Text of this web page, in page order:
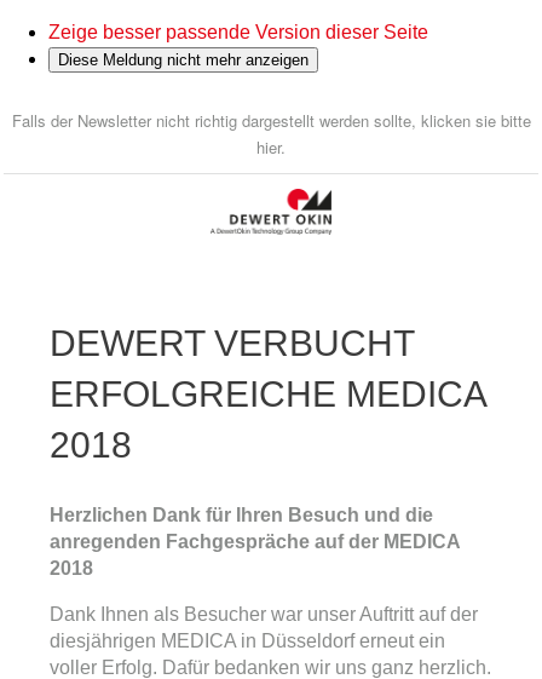
Zeige besser passende Version dieser Seite
Diese Meldung nicht mehr anzeigen
Falls der Newsletter nicht richtig dargestellt werden sollte, klicken sie bitte
hier.
DEWERT VERBUCHT
ERFOLGREICHE MEDICA
2018
Herzlichen Dank für Ihren Besuch und die
anregenden Fachgespräche auf der MEDICA
2018
Dank Ihnen als Besucher war unser Auftritt auf der
diesjährigen MEDICA in Düsseldorf erneut ein
voller Erfolg. Dafür bedanken wir uns ganz herzlich.